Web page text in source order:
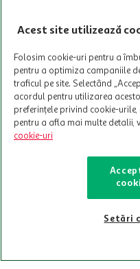
Cardul poate fi utilizat doar
participante și pentru acțiuni
nu raspunde pentru
care aceste este suspendat
intretineri sau reparatii
021-9141
Cine suntem
Acest site utilizează
Folosim cookie-uri pentru a
pentru a optimiza campaniile
traficul pe site. Selectând
acordul pentru utilizarea
preferințele privind cookie-
pentru a afla mai multe detalii,
cookie-uri
Setări